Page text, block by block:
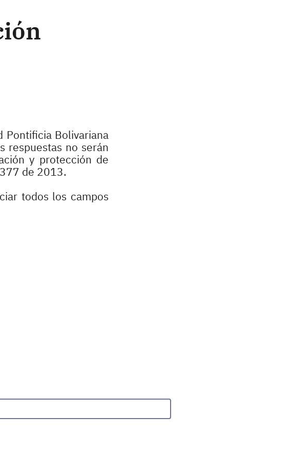
Pontificia Bolivariana
respuestas no serán
y protección de
de 2013.
todos los campos